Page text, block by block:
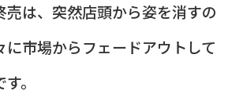
売は、突然店頭から姿を消すの
に市場からフェードアウトして
。